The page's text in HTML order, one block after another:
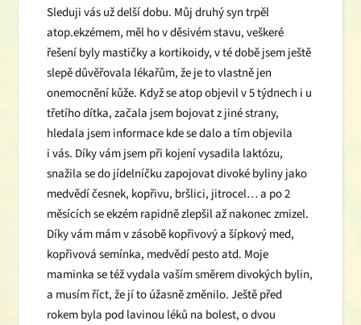
Sleduji vás už delší dobu. Můj druhý syn trpěl
atop.ekzémem, měl ho v děsivém stavu, veškeré
řešení byly mastičky a kortikoidy, v té době jsem ještě
slepě důvěřovala lékařům, že je to vlastně jen
onemocnění kůže. Když se atop objevil v 5 týdnech i u
třetího dítka, začala jsem bojovat z jiné strany,
hledala jsem informace kde se dalo a tím objevila
i vás. Díky vám jsem při kojení vysadila laktózu,
snažila se do jídelníčku zapojovat divoké byliny jako
medvědí česnek, kopřivu, bršlici, jitrocel… a po 2
měsících se ekzém rapidně zlepšil až nakonec zmizel.
Díky vám mám v zásobě kopřivový a šípkový med,
kopřivová semínka, medvědí pesto atd. Moje
maminka se též vydala vaším směrem divokých bylin,
a musím říct, že jí to úžasně změnilo. Ještě před
rokem byla pod lavinou léků na bolest, o dvou